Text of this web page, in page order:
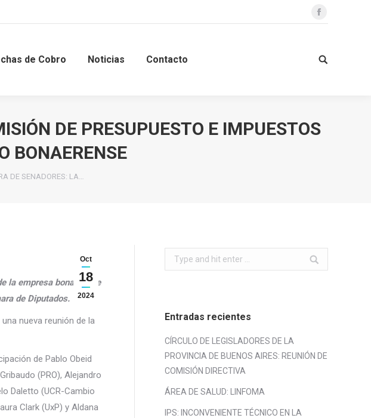
Facebook
de Cobro Noticias Contacto Search:
DE PRESUPUESTO E IMPUESTOS
BONAERENSE
DE SENADORES: LA…
Oct
18
2024
la empresa bonaerense
de Diputados.
nueva reunión de la
de Pablo Obeid
(PRO), Alejandro
Daletto (UCR-Cambio
Clark (UxP) y Aldana
Search:
Entradas recientes
CÍRCULO DE LEGISLADORES DE LA
PROVINCIA DE BUENOS AIRES: REUNIÓN DE
COMISIÓN DIRECTIVA
ÁREA DE SALUD: LINFOMA
IPS: INCONVENIENTE TÉCNICO EN LA